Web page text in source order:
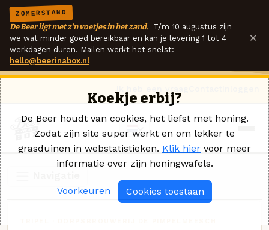
ZOMERSTAND
De Beer ligt met z'n voetjes in het zand. T/m 10 augustus zijn
we wat minder goed bereikbaar en kan je levering 1 tot 4
werkdagen duren. Mailen werkt het snelst:
hello@beerinabox.nl
×
Koekje erbij?
De Beer houdt van cookies, het liefst met honing.
Zodat zijn site super werkt en om lekker te
grasduinen in webstatistieken. Klik hier voor meer
informatie over zijn honingwafels.
Voorkeuren Cookies toestaan